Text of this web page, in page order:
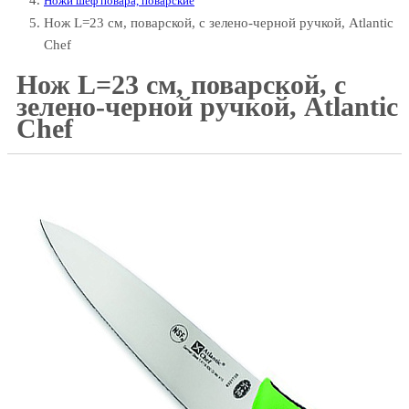
Нож L=23 см, поварской, с зелено-черной ручкой, Atlantic
Chef
Нож L=23 см, поварской, с
зелено-черной ручкой, Atlantic
Chef